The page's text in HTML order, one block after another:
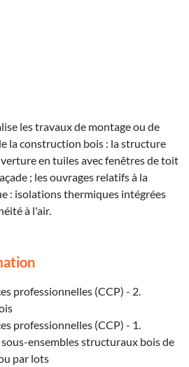
les travaux de montage ou de
la construction bois : la structure
en tuiles avec fenêtres de toit
; les ouvrages relatifs à la
: isolations thermiques intégrées
à l'air.
professionnelles (CCP) - 2.
professionnelles (CCP) - 1.
ensembles structuraux bois de
par lots